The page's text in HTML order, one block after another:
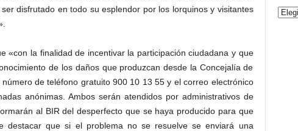
disfrutado en todo su esplendor por los lorquinos y visitantes
«con la finalidad de incentivar la participación ciudadana y que
de los daños que produzcan desde la Concejalía de
de teléfono gratuito 900 10 13 55 y el correo electrónico
anónimas. Ambos serán atendidos por administrativos de
al BIR del desperfecto que se haya producido para que
destacar que si el problema no se resuelve se enviará una